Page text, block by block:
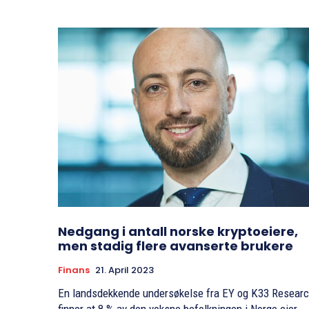
Nedgang i antall norske kryptoeiere,
men stadig flere avanserte brukere
Finans 21. April 2023
En landsdekkende undersøkelse fra EY og K33